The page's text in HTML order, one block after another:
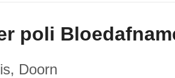
poli
, Doorn